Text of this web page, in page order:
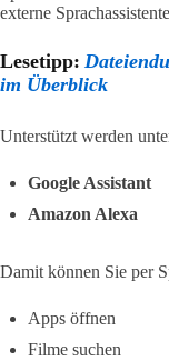
externe
Lesetipp:
im Überblick
Unterstützt werden
Google Assistant
Amazon Alexa
Damit können Sie per
Apps öffnen
Filme suchen